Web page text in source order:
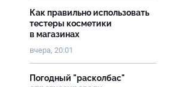
Как правильно использовать
тестеры косметики
в магазинах
вчера, 20:01
Погодный "расколбас"